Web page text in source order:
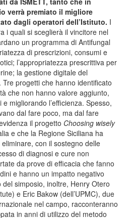
verrà premiato il migliore
dagli operatori dell’Istituto. I
i quali si sceglierà il vincitore nel
un programma di Antifungal
di prescrizioni, consumi e
l’appropriatezza prescrittiva per
la gestione digitale del
progetti che hanno identificato
che non hanno valore aggiunto,
migliorando l’efficienza. Spesso,
dal fare poco, ma dal fare
il progetto Choosing wisely
e che la Regione Siciliana ha
con il sostegno delle
di diagnosi e cure non
da prove di efficacia che fanno
e hanno un impatto negativo
del simposio, inoltre, Henry Otero
e Eric Bakow (dell’UPMC), due
nel campo, racconteranno
in anni di utilizzo del metodo